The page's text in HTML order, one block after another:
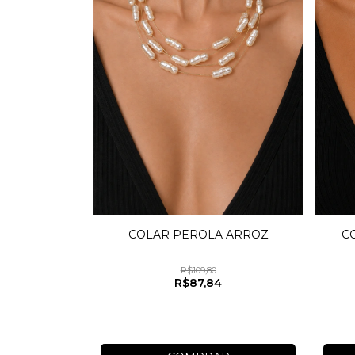
COLAR PEROLA ARROZ
R$109,80
R$87,84